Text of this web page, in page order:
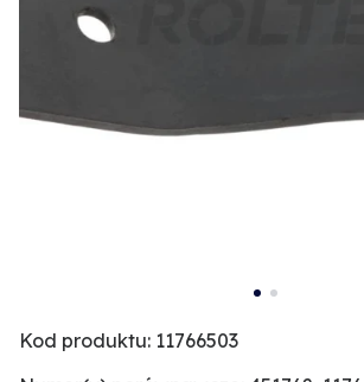
Kod produktu: 11766503